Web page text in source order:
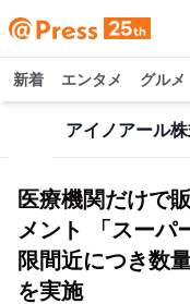
新着 エンタメ グルメ
アイノアール
医療機関だけで
メント 「スーパ
限間近につき数
を実施